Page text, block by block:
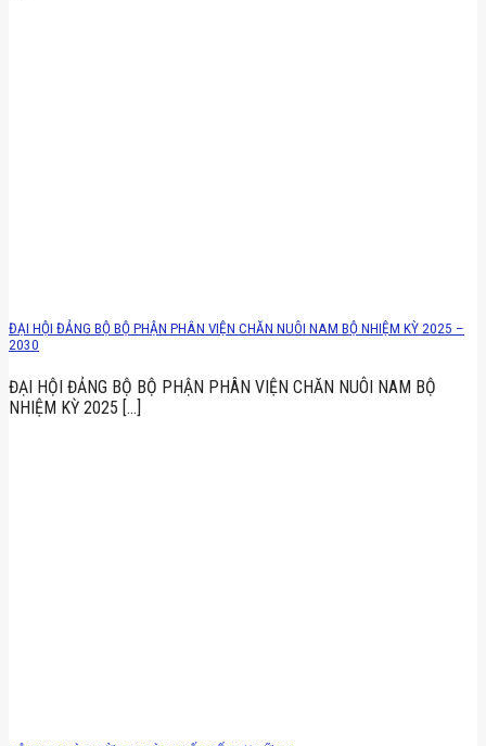
ĐẠI HỘI ĐẢNG BỘ BỘ PHẬN PHÂN VIỆN CHĂN NUÔI NAM BỘ NHIỆM KỲ 2025 –
2030
ĐẠI HỘI ĐẢNG BỘ BỘ PHẬN PHÂN VIỆN CHĂN NUÔI NAM BỘ
NHIỆM KỲ 2025 [...]